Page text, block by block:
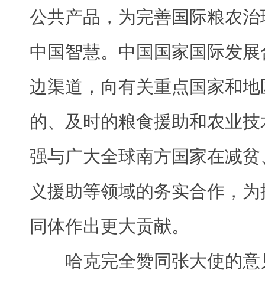
公共产品，为完善国际粮农
中国智慧。中国国家国际发
边渠道，向有关重点国家和
的、及时的粮食援助和农业
强与广大全球南方国家在减
义援助等领域的务实合作，
同体作出更大贡献。
哈克完全赞同张大使的